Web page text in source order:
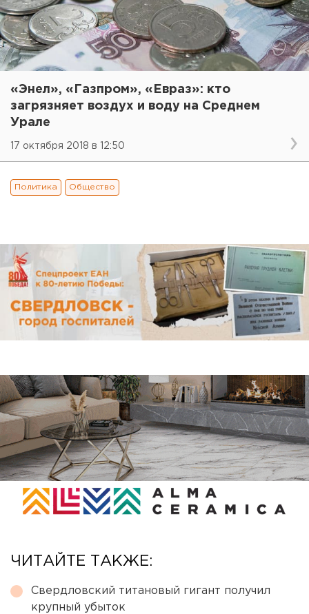
«Энел», «Газпром», «Евраз»: кто
загрязняет воздух и воду на Среднем
Урале
17 октября 2018 в 12:50
Политика Общество
ЧИТАЙТЕ ТАКЖЕ:
Свердловский титановый гигант получил
крупный убыток